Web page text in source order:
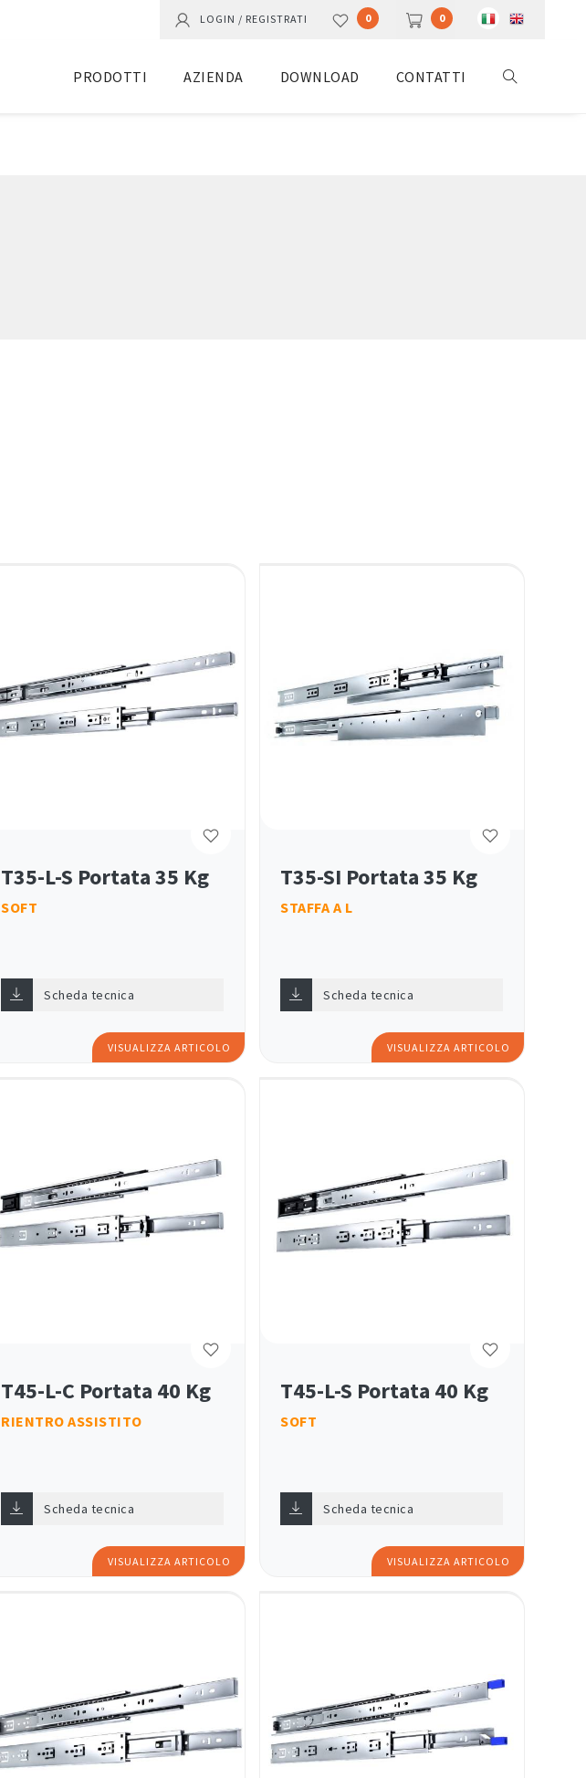
LOGIN / REGISTRATI 0 0
PRODOTTI AZIENDA DOWNLOAD CONTATTI
T35-L-S Portata 35 Kg
SOFT
Scheda tecnica
VISUALIZZA ARTICOLO
T35-SI Portata 35 Kg
STAFFA A L
Scheda tecnica
VISUALIZZA ARTICOLO
T45-L-C Portata 40 Kg
RIENTRO ASSISTITO
Scheda tecnica
VISUALIZZA ARTICOLO
T45-L-S Portata 40 Kg
SOFT
Scheda tecnica
VISUALIZZA ARTICOLO